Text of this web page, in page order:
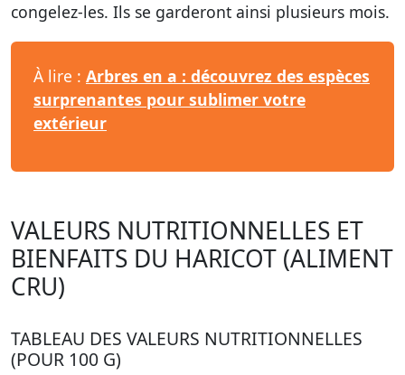
congelez-les. Ils se garderont ainsi plusieurs mois.
À lire : Arbres en a : découvrez des espèces
surprenantes pour sublimer votre
extérieur
VALEURS NUTRITIONNELLES ET
BIENFAITS DU HARICOT (ALIMENT
CRU)
TABLEAU DES VALEURS NUTRITIONNELLES
(POUR 100 G)